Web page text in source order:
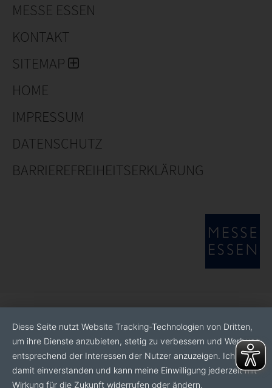
MESSE ESSEN
KONTAKT
SITEMAP
HOME
IMPRESSUM
DATENSCHUTZ
BARRIEREFREIHEITSERKLÄRUNG
Diese Seite nutzt Website Tracking-Technologien von Dritten,
um ihre Dienste anzubieten, stetig zu verbessern und Werbung
entsprechend der Interessen der Nutzer anzuzeigen. Ich bin
damit einverstanden und kann meine Einwilligung jederzeit mit
Wirkung für die Zukunft widerrufen oder ändern.